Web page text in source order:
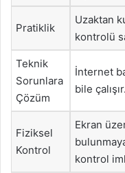
Pratiklik
Uzaktan
kontrolü
Teknik
Sorunlara
Çözüm
İnternet
bile çalışır.
Fiziksel
Kontrol
Ekran
kontrol